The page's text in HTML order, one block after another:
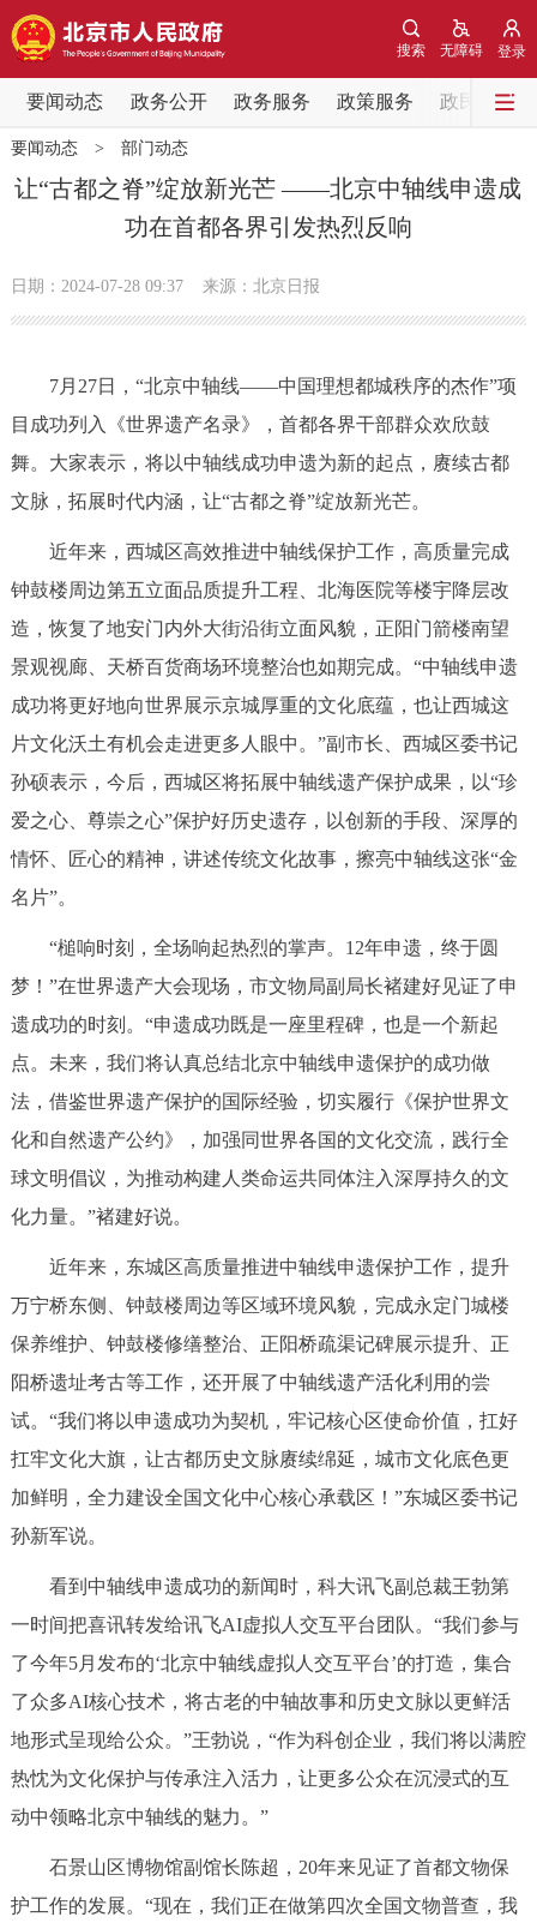
登录
无障碍
搜索
要闻动态 政务公开 政务服务 政策服务 政民互动
要闻动态
党中央精神
北京要闻 会议信息 部门动态
市领导 机构职能 政策服务
政策兑现 政策解读 回应关切
政务服务
中介服务 阳光政务
政民互动
12345网上接诉即办 我要咨询 我要建议
参与调查 在线访谈 图说互动
北京概况 十六区概览 人文北京
绿色北京
多语种
ENGLISH 한국어 日本語
DEUTSCH FRANÇAIS РУССКИЙ ЯЗЫК
العربية
要闻动态> 部门动态
让“古都之脊”绽放新光芒 ——北京中轴线申遗成
功在首都各界引发热烈反响
日期：2024-07-28 09:37 来源：北京日报
7月27日，“北京中轴线——中国理想都城秩序的杰作”项
目成功列入《世界遗产名录》，首都各界干部群众欢欣鼓
舞。大家表示，将以中轴线成功申遗为新的起点，赓续古都
文脉，拓展时代内涵，让“古都之脊”绽放新光芒。
近年来，西城区高效推进中轴线保护工作，高质量完成
钟鼓楼周边第五立面品质提升工程、北海医院等楼宇降层改
造，恢复了地安门内外大街沿街立面风貌，正阳门箭楼南望
景观视廊、天桥百货商场环境整治也如期完成。“中轴线申遗
成功将更好地向世界展示京城厚重的文化底蕴，也让西城这
片文化沃土有机会走进更多人眼中。”副市长、西城区委书记
孙硕表示，今后，西城区将拓展中轴线遗产保护成果，以“珍
爱之心、尊崇之心”保护好历史遗存，以创新的手段、深厚的
情怀、匠心的精神，讲述传统文化故事，擦亮中轴线这张“金
名片”。
“槌响时刻，全场响起热烈的掌声。12年申遗，终于圆
梦！”在世界遗产大会现场，市文物局副局长褚建好见证了申
遗成功的时刻。“申遗成功既是一座里程碑，也是一个新起
点。未来，我们将认真总结北京中轴线申遗保护的成功做
法，借鉴世界遗产保护的国际经验，切实履行《保护世界文
化和自然遗产公约》，加强同世界各国的文化交流，践行全
球文明倡议，为推动构建人类命运共同体注入深厚持久的文
化力量。”褚建好说。
近年来，东城区高质量推进中轴线申遗保护工作，提升
万宁桥东侧、钟鼓楼周边等区域环境风貌，完成永定门城楼
保养维护、钟鼓楼修缮整治、正阳桥疏渠记碑展示提升、正
阳桥遗址考古等工作，还开展了中轴线遗产活化利用的尝
试。“我们将以申遗成功为契机，牢记核心区使命价值，扛好
扛牢文化大旗，让古都历史文脉赓续绵延，城市文化底色更
加鲜明，全力建设全国文化中心核心承载区！”东城区委书记
孙新军说。
看到中轴线申遗成功的新闻时，科大讯飞副总裁王勃第
一时间把喜讯转发给讯飞AI虚拟人交互平台团队。“我们参与
了今年5月发布的‘北京中轴线虚拟人交互平台’的打造，集合
了众多AI核心技术，将古老的中轴故事和历史文脉以更鲜活
地形式呈现给公众。”王勃说，“作为科创企业，我们将以满腔
热忱为文化保护与传承注入活力，让更多公众在沉浸式的互
动中领略北京中轴线的魅力。”
石景山区博物馆副馆长陈超，20年来见证了首都文物保
护工作的发展。“现在，我们正在做第四次全国文物普查，我